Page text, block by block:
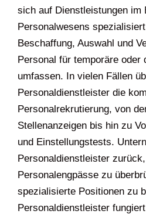
sich auf Dienstleistungen im
Personalwesens
Beschaffung, Auswahl und
Personal für temporäre oder
umfassen. In vielen Fällen
Personaldienstleister die
Personalrekrutierung, von
Stellenanzeigen bis hin zu
und Einstellungstests.
Personaldienstleister
Personalengpässe zu
spezialisierte Positionen zu
Personaldienstleister